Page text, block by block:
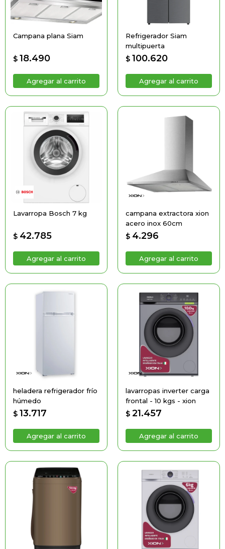
Campana plana Siam
$ 18.490
Refrigerador Siam
multipuerta
$ 100.620
Lavarropa Bosch 7 kg
$ 42.785
campana extractora xion
acero inox 60cm
$ 4.296
heladera refrigerador frío
húmedo
$ 13.717
lavarropas inverter carga
frontal - 10 kgs - xion
$ 21.457